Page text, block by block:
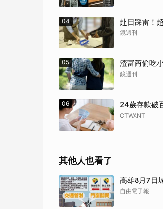
04 赴日踩雷！
鏡週刊
05 渣富商偷吃
鏡週刊
06 24歲存款破
CTWANT
其他人也看了
高雄8月7日
自由電子報